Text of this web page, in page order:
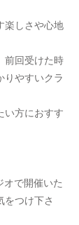
楽しさや心地
前回受けた時
りやすいクラ
い方におすす
で開催いた
をつけ下さ